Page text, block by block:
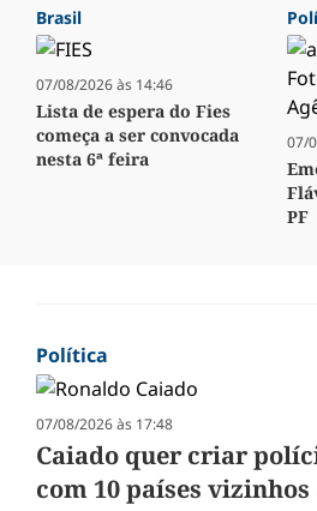
Brasil
07/08/2026 às 14:46
Lista de espera do Fies
começa a ser convocada
nesta 6ª feira
07/
PF
Política
07/08/2026 às 17:48
Caiado quer criar
com 10 países